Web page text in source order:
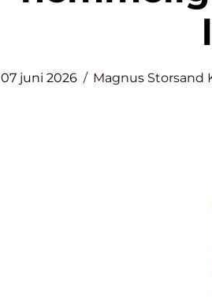
07 juni 2026 Magnus Storsand